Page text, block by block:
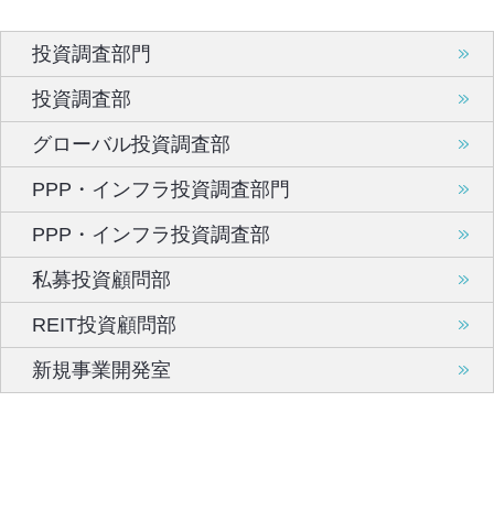
投資調査部門
投資調査部
グローバル投資調査部
PPP・インフラ投資調査部門
PPP・インフラ投資調査部
私募投資顧問部
REIT投資顧問部
新規事業開発室